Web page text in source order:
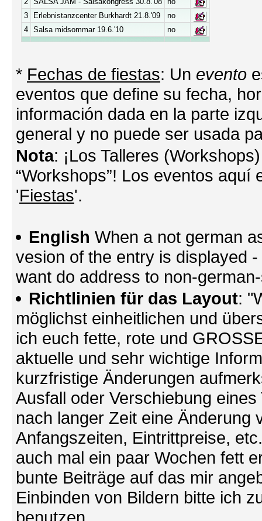
3
Erlebnistanzcenter Burkhardt 21.8.'09
no
4 Salsa midsommar 19.6.'10 no
* Fechas de fiestas: Un evento
eventos que define su fecha,
información dada en la parte
general y no puede ser usada
Nota: ¡Los Talleres
“Workshops”! Los eventos
'Fiestas'.
English When a not german
vesion of the entry is displayed
want do address to non-
Richtlinien für das Layout:
möglichst einheitlichen und
ich euch fette, rote und
aktuelle und sehr wichtige
kurzfristige Änderungen
Ausfall oder Verschiebung
nach langer Zeit eine Änderung
Anfangszeiten, Eintrittpreise,
auch mal ein paar Wochen fett
bunte Beiträge auf das mir
Einbinden von Bildern bitte ich